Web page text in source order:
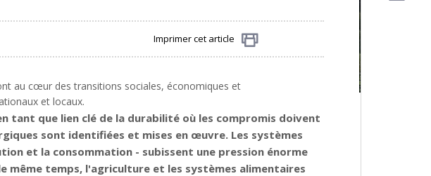
Imprimer cet article
au cœur des transitions sociales, économiques et
et locaux.
tant que lien clé de la durabilité où les compromis doivent
sont identifiées et mises en œuvre. Les systèmes
et la consommation - subissent une pression énorme
même temps, l'agriculture et les systèmes alimentaires